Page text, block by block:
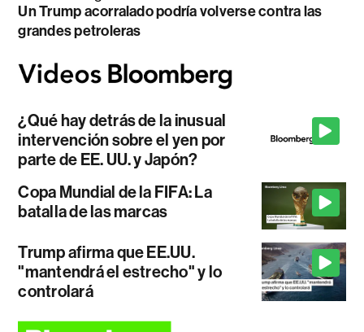
Un Trump acorralado podría volverse contra las
grandes petroleras
¿Qué hay detrás de la inusual
intervención sobre el yen por
parte de EE. UU. y Japón?
Copa Mundial de la FIFA: La
batalla de las marcas
Trump afirma que EE.UU.
"mantendrá el estrecho" y lo
controlará